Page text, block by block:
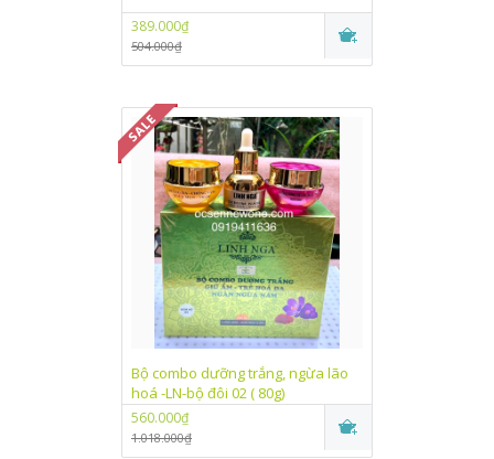
389.000₫
504.000₫
Bộ combo dưỡng trắng, ngừa lão
hoá -LN-bộ đôi 02 ( 80g)
560.000₫
1.018.000₫